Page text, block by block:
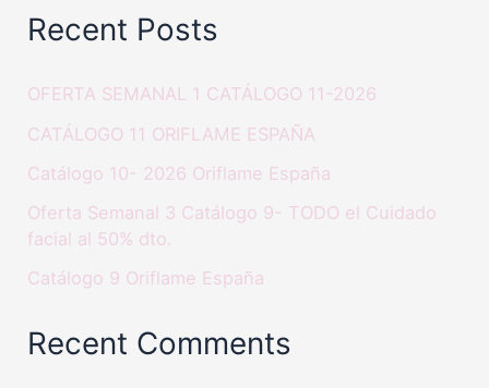
Recent Posts
OFERTA SEMANAL 1 CATÁLOGO 11-2026
CATÁLOGO 11 ORIFLAME ESPAÑA
Catálogo 10- 2026 Oriflame España
Oferta Semanal 3 Catálogo 9- TODO el Cuidado
facial al 50% dto.
Catálogo 9 Oriflame España
Recent Comments